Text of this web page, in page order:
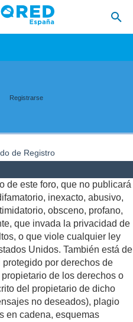
Registrarse
de Registro
de este foro, que no publicará
inexacto, abusivo,
obsceno, profano,
que invada la privacidad de
o que viole cualquier ley
Unidos. También está de
por derechos de
de los derechos o
del propietario de dicho
no deseados), plagio
en cadena, esquemas